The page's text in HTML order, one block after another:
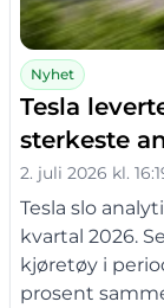
Nyhet
Tesla
sterkeste
2. juli 2026 kl.
Tesla slo
kvartal 2026.
kjøretøy i
prosent